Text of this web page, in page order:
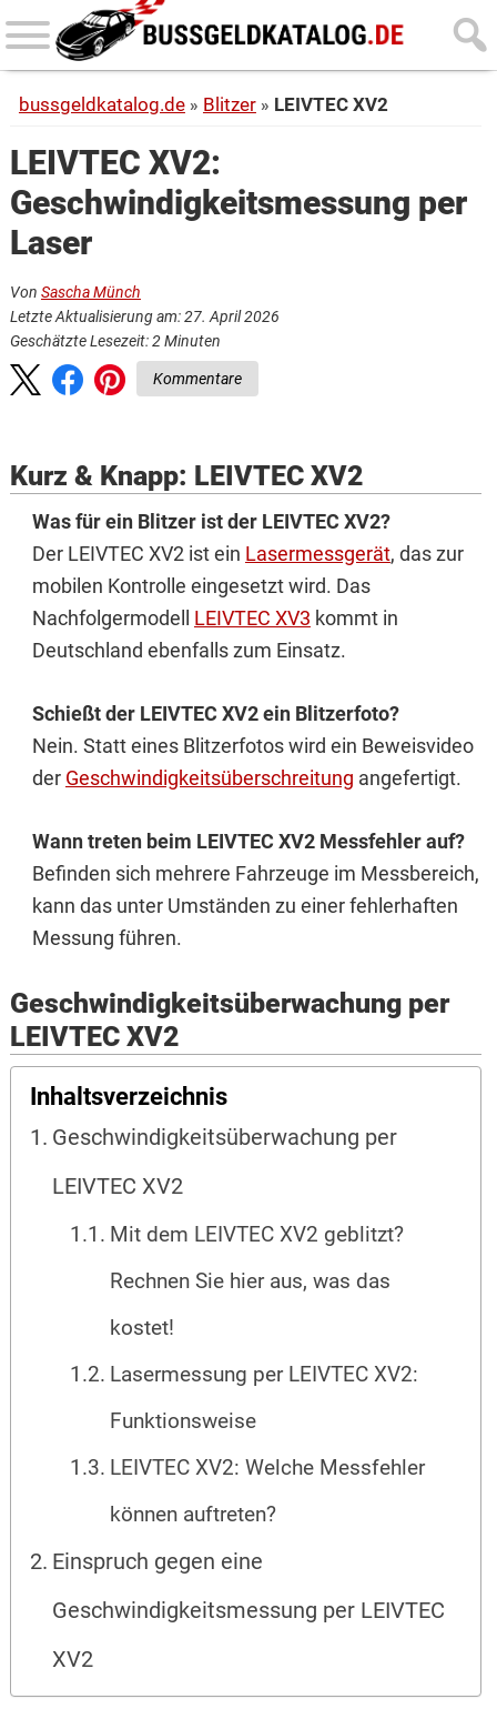
Skip
to
content
Skip
to
sidebar
bussgeldkatalog.de Blitzer LEIVTEC XV2
LEIVTEC XV2:
Geschwindigkeitsmessung per
Laser
Von Sascha Münch
Letzte Aktualisierung am: 27. April 2026
Geschätzte Lesezeit:2Minuten
Kommentare
Kurz & Knapp: LEIVTEC XV2
Was für ein Blitzer ist der LEIVTEC XV2?
Der LEIVTEC XV2 ist ein Lasermessgerät, das zur
mobilen Kontrolle eingesetzt wird. Das
Nachfolgermodell LEIVTEC XV3 kommt in
Deutschland ebenfalls zum Einsatz.
Schießt der LEIVTEC XV2 ein Blitzerfoto?
Nein. Statt eines Blitzerfotos wird ein Beweisvideo
der Geschwindigkeitsüberschreitung angefertigt.
Wann treten beim LEIVTEC XV2 Messfehler auf?
Befinden sich mehrere Fahrzeuge im Messbereich,
kann das unter Umständen zu einer fehlerhaften
Messung führen.
Geschwindigkeitsüberwachung per
LEIVTEC XV2
Inhaltsverzeichnis
Geschwindigkeitsüberwachung per
LEIVTEC XV2
Mit dem LEIVTEC XV2 geblitzt?
Rechnen Sie hier aus, was das
kostet!
Lasermessung per LEIVTEC XV2:
Funktionsweise
LEIVTEC XV2: Welche Messfehler
können auftreten?
Einspruch gegen eine
Geschwindigkeitsmessung per LEIVTEC
XV2